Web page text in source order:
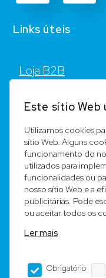
Links úteis
Loja B2B
Registar
Equipa
Notícia legal
Este sítio Web
Utilizamos cookies
sítio Web. Alguns
funcionamento do
utilizados para
funcionalidades ou
nosso sítio Web e a
publicitárias. Pode
ou aceitar todos os
Ler mais
Obrigatório